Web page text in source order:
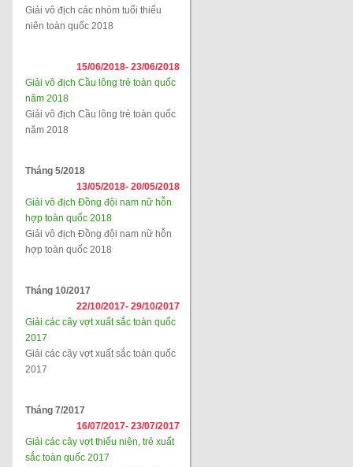
Giải vô địch các nhóm tuổi thiếu
niên toàn quốc 2018
15/06/2018- 23/06/2018
Giải vô địch Cầu lông trẻ toàn quốc
năm 2018
Giải vô địch Cầu lông trẻ toàn quốc
năm 2018
Tháng 5/2018
13/05/2018- 20/05/2018
Giải vô địch Đồng đội nam nữ hỗn
hợp toàn quốc 2018
Giải vô địch Đồng đội nam nữ hỗn
hợp toàn quốc 2018
Tháng 10/2017
22/10/2017- 29/10/2017
Giải các cây vợt xuất sắc toàn quốc
2017
Giải các cây vợt xuất sắc toàn quốc
2017
Tháng 7/2017
16/07/2017- 23/07/2017
Giải các cây vợt thiếu niên, trẻ xuất
sắc toàn quốc 2017